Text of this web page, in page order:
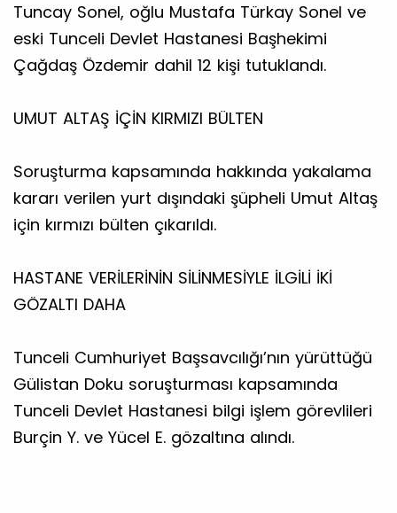
Tuncay Sonel, oğlu Mustafa Türkay Sonel ve
eski Tunceli Devlet Hastanesi Başhekimi
Çağdaş Özdemir dahil 12 kişi tutuklandı.
UMUT ALTAŞ İÇİN KIRMIZI BÜLTEN
Soruşturma kapsamında hakkında yakalama
kararı verilen yurt dışındaki şüpheli Umut Altaş
için kırmızı bülten çıkarıldı.
HASTANE VERİLERİNİN SİLİNMESİYLE İLGİLİ İKİ
GÖZALTI DAHA
Tunceli Cumhuriyet Başsavcılığı’nın yürüttüğü
Gülistan Doku soruşturması kapsamında
Tunceli Devlet Hastanesi bilgi işlem görevlileri
Burçin Y. ve Yücel E. gözaltına alındı.